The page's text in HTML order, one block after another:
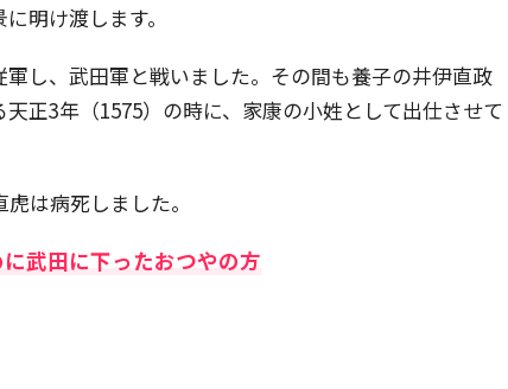
明け渡します。
し、武田軍と戦いました。その間も養子の井伊直政
正3年（1575）の時に、家康の小姓として出仕させて
は病死しました。
武田に下ったおつやの方